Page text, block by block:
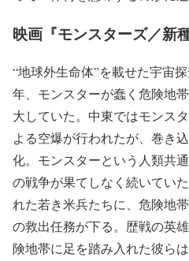
映画『モンスターズ／新
“地球外生命体”を載せた宇宙
年、モンスターが蠢く危険地
大していた。中東ではモンス
よる空爆が行われたが、巻き
化。モンスターという人類共
の戦争が果てしなく続いてい
れた若き米兵たちに、危険地
の救出任務が下る。歴戦の英
険地帯に足を踏み入れた彼ら